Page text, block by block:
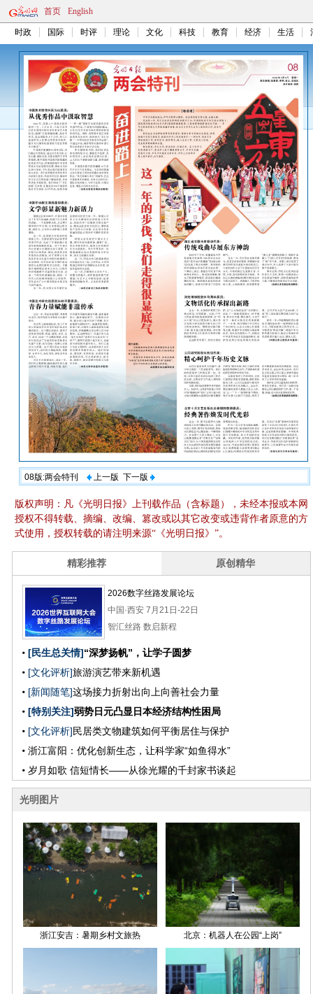
首页 English
时政 国际 时评 理论 文化 科技 教育 经济 生活
08版:两会特刊 上一版 下一版
版权声明：凡《光明日报》上刊载作品（含标题），未经本报或本网
授权不得转载、摘编、改编、篡改或以其它改变或违背作者原意的方
式使用，授权转载的请注明来源“《光明日报》”。